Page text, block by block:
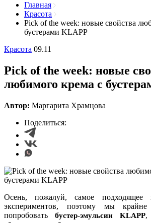
Главная
Красота
Pick of the week: новые свойства
бустерами KLAPP
Красота 09.11
Pick of the week: новые
любимого крема с
Автор: Маргарита Храмцова
Поделиться:
Осень, пожалуй, самое подходящее
экспериментов, поэтому мы
попробовать бустер-эмульсии KLAPP,